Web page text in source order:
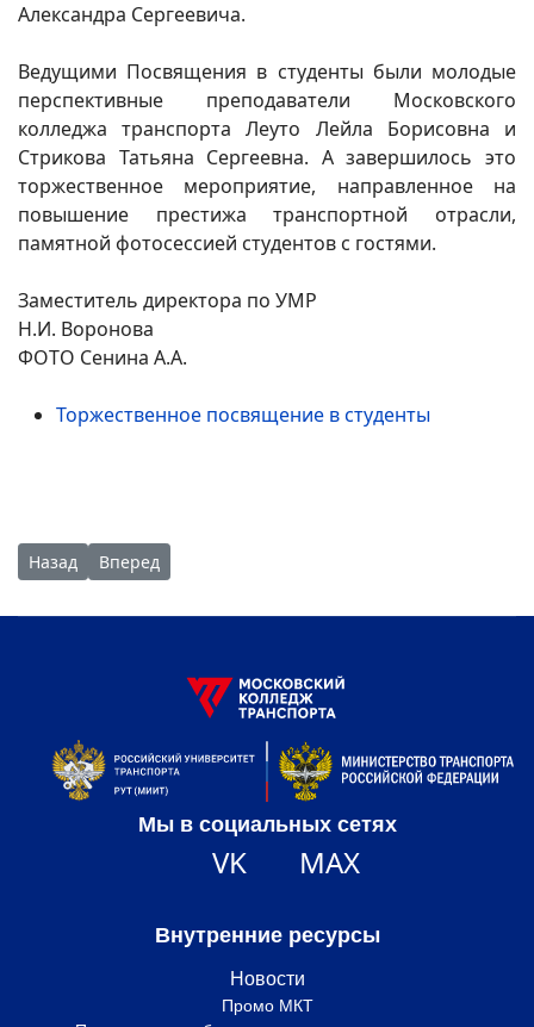
Александра Сергеевича.
Ведущими Посвящения в студенты были молодые
перспективные преподаватели Московского
колледжа транспорта Леуто Лейла Борисовна и
Стрикова Татьяна Сергеевна. А завершилось это
торжественное мероприятие, направленное на
повышение престижа транспортной отрасли,
памятной фотосессией студентов с гостями.
Заместитель директора по УМР
Н.И. Воронова
ФОТО Сенина А.А.
Торжественное посвящение в студенты
Предыдущий: О профилактике употребления наркотических
Назад Следующий: День открытых дверей 17 декабря
Вперед
Мы в социальных сетях
VK MAX
Внутренние ресурсы
Новости
Промо МКТ